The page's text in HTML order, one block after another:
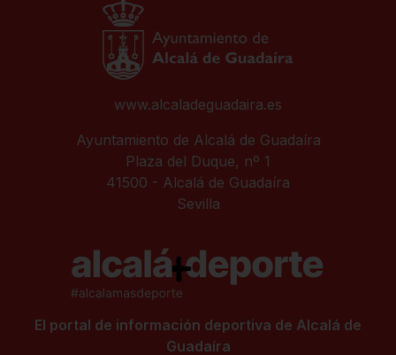
www.alcaladeguadaira.es
Ayuntamiento de Alcalá de Guadaíra
Plaza del Duque, nº 1
41500 - Alcalá de Guadaíra
Sevilla
El portal de información deportiva de Alcalá de
Guadaíra